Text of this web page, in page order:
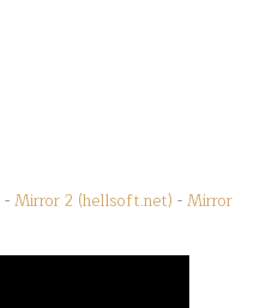
-Mirror 2 (hellsoft.net) -Mirror